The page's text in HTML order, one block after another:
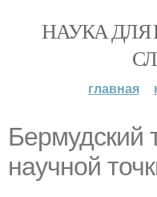
НАУКА
главная
Бермудский
научной